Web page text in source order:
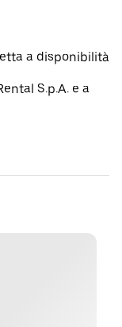
a disponibilità
S.p.A. e a